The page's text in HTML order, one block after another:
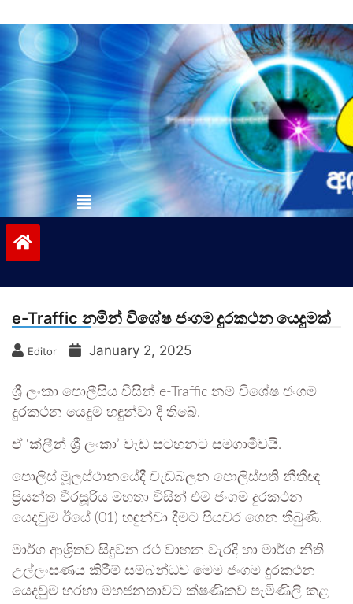
to
contentvinivida.lk
e-Traffic නමින් විශේෂ ජංගම දුරකථන යෙදුමක්
Editor January 2, 2025
ශ්‍රී ලංකා පොලීසිය විසින් e-Traffic නම් විශේෂ ජංගම
දුරකථන යෙදුම හඳුන්වා දී තිබේ.
ඒ ‘ක්ලීන් ශ්‍රී ලංකා’ වැඩ සටහනට සමගාමීවයි.
පොලිස් මූලස්ථානයේදී වැඩබලන පොලිස්පති නීතීඥ
ප්‍රියන්ත වීරසූරිය මහතා විසින් එම ජංගම දුරකථන
යෙදවුම ඊයේ (01) හඳුන්වා දීමට පියවර ගෙන තිබුණි.
මාර්ග ආශ්‍රිතව සිදුවන රථ වාහන වැරදි හා මාර්ග නීති
උල්ලංඝණය කිරීම් සම්බන්ධව මෙම ජංගම දුරකථන
යෙදවුම හරහා මහජනතාවට ක්ෂණිකව පැමිණිලි කළ